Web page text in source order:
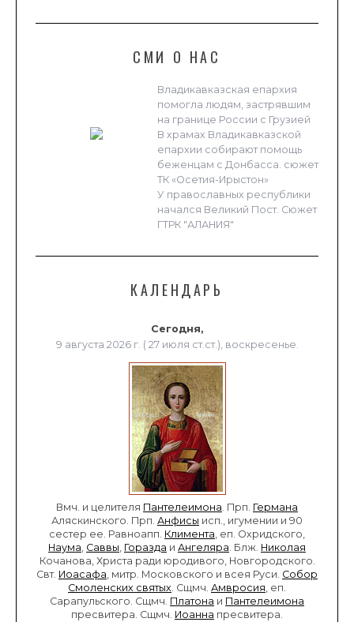
СМИ О НАС
Владикавказская епархия
помогла людям, застрявшим
на границе России с Грузией
В храмах Владикавказской
епархии собирают помощь
беженцам с Донбасса. сюжет
ТК «Осетия-Ирыстон»
У православных республики
начался Великий Пост. Сюжет
ГТРК "АЛАНИЯ"
КАЛЕНДАРЬ
Сегодня,
9 августа 2026 г. ( 27 июля ст.ст.), воскресенье.
Вмч. и целителя Пантелеимона. Прп. Германа
Аляскинского. Прп. Анфисы исп., игумении и 90
сестер ее. Равноапп. Климента, еп. Охридского,
Наума, Саввы, Горазда и Ангеляра. Блж. Николая
Кочанова, Христа ради юродивого, Новгородского.
Свт. Иоасафа, митр. Московского и всея Руси. Собор
Смоленских святых. Сщмч. Амвросия, еп.
Сарапульского. Сщмч. Платона и Пантелеимона
пресвитера. Сщмч. Иоанна пресвитера.